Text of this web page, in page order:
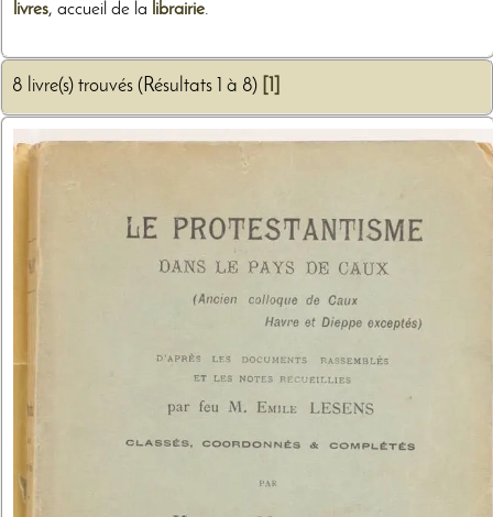
livres, accueil de la librairie.
8 livre(s) trouvés (Résultats 1 à 8)